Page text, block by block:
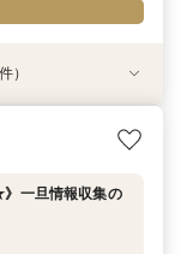
分クイックで会場
一旦情報収集の
）
一旦情報収集の